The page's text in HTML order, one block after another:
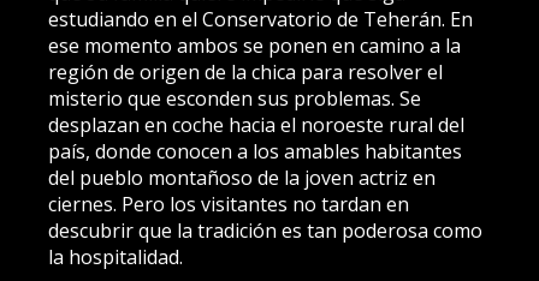
estudiando en el Conservatorio de Teherán. En
ese momento ambos se ponen en camino a la
región de origen de la chica para resolver el
misterio que esconden sus problemas. Se
desplazan en coche hacia el noroeste rural del
país, donde conocen a los amables habitantes
del pueblo montañoso de la joven actriz en
ciernes. Pero los visitantes no tardan en
descubrir que la tradición es tan poderosa como
la hospitalidad.